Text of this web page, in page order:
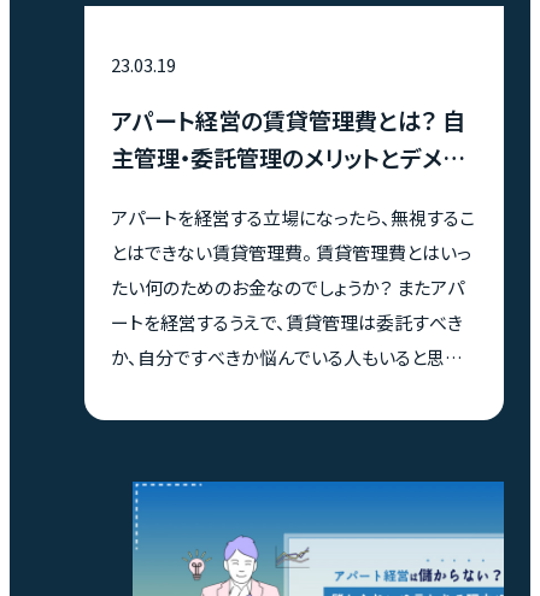
23.03.19
アパート経営の賃貸管理費とは？ 自
主管理・委託管理のメリットとデメリ
アパートを経営する立場になったら、無視するこ
とはできない賃貸管理費。 賃貸管理費とはいっ
たい何のためのお金なのでしょうか？ またアパ
ートを経営するうえで、賃貸管理は委託すべき
か、自分ですべきか悩んでいる人もいると思い
メリット・デメリットを紹介。 管理費の相場や内
ナーとして、管理費の知識を深めたい方はぜひ
参考にしてください。